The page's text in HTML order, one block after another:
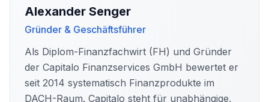
Alexander Senger
Gründer & Geschäftsführer
Als Diplom-Finanzfachwirt (FH) und Gründer
der Capitalo Finanzservices GmbH bewertet er
seit 2014 systematisch Finanzprodukte im
DACH-Raum. Capitalo steht für unabhängige,